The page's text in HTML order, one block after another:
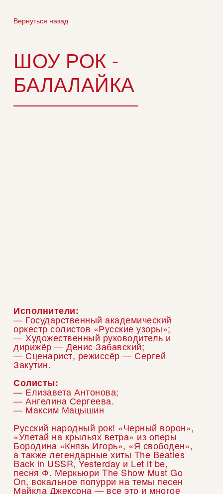
ШОУ РОК -
БАЛАЛАЙКА
Исполнители:
— Государственный академический
оркестр солистов «Русские узоры»;
— Художественный руководитель и
дирижёр — Денис Забавский;
— Сценарист, режиссёр — Сергей
Закутин.
Солисты:
— Елизавета Антонова;
— Ангелина Сергеева.
— Максим Мацышин
Русский народный рок! «Черный ворон»,
«Улетай на крыльях ветра» из оперы
Бородина «Князь Игорь», «Я свободен»,
а также легендарные хиты The Beatles
Back in USSR, Yesterday и Let it be,
песня Ф. Меркьюри The Show Must Go
On, вокальное попурри на темы песен
Майкла Джексона — все это и многое
Вернуться назад